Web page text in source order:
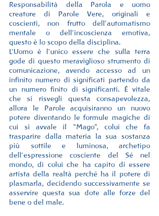
Responsabilità della Parola e uomo
creatore di Parole Vere, originali e
coscienti, non frutto dell’automatismo
mentale o dell’incoscienza emotiva,
questo è lo scopo della disciplina.
L’Uomo è l’unico essere che sulla terra
gode di questo meraviglioso strumento di
comunicazione, avendo accesso ad un
infinito numero di significati partendo da
un numero finito di significanti. È vitale
che si risvegli questa consapevolezza,
allora le Parole acquisiranno un nuovo
potere diventando le formule magiche di
cui si avvale il “Mago”, colui che fa
trasparire dalla materia la sua sostanza
più sottile e luminosa, archetipo
dell’espressione cosciente del Sé nel
mondo, di colui che ha capito di essere
artista della realtà perché ha il potere di
plasmarla, decidendo successivamente se
asservire questa sua dote alle forze del
bene o del male.